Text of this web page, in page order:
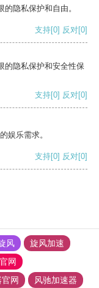
隐私保护和自由。
支持[0] 反对[0]
的隐私保护和安全性保
支持[0] 反对[0]
娱乐需求。
支持[0] 反对[0]
风
旋风加速
网
网
风驰加速器